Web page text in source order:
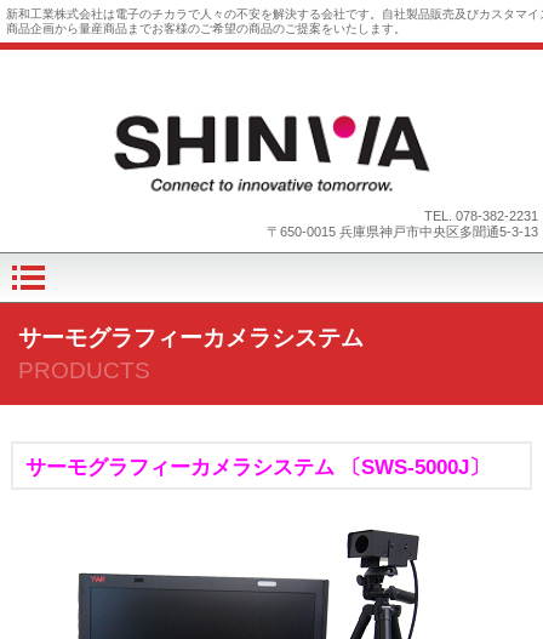
新和工業株式会社は電子のチカラで人々の不安を解決する会社です。自社製品販売及びカスタマイ
商品企画から量産商品までお客様のご希望の商品のご提案をいたします。
TEL. 078-382-2231
〒650-0015 兵庫県神戸市中央区多聞通5-3-13
サーモグラフィーカメラシステム
PRODUCTS
サーモグラフィーカメラシステム 〔SWS-5000J〕